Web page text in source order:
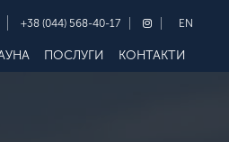
+38 (044) 568-40-17 EN
ПОСЛУГИ КОНТАКТИ